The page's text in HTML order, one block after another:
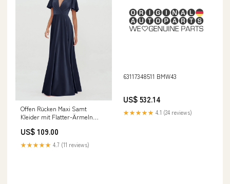
Offen Rücken Maxi Samt
Kleider mit Flatter-Ärmeln
US$ 109.00
★★★★★ 4.7 (11 reviews)
63117348511 BMW43
US$ 532.14
★★★★★ 4.1 (24 reviews)